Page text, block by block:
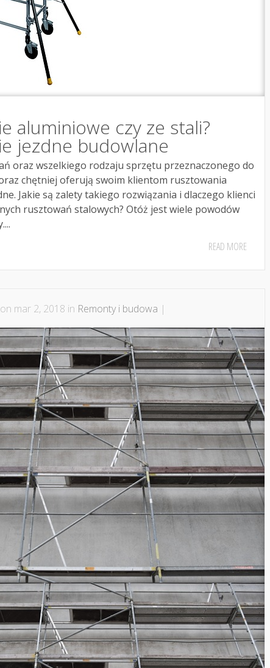
aluminiowe czy ze stali?
jezdne budowlane
oraz wszelkiego rodzaju sprzętu przeznaczonego do
chętniej oferują swoim klientom rusztowania
Jakie są zalety takiego rozwiązania i dlaczego klienci
rusztowań stalowych? Otóż jest wiele powodów
READ MORE
on mar 2, 2018 in Remonty i budowa |